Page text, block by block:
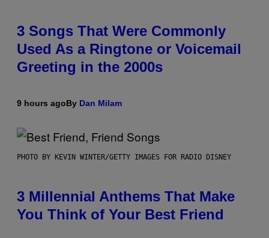
3 Songs That Were Commonly
Used As a Ringtone or Voicemail
Greeting in the 2000s
9 hours agoBy Dan Milam
PHOTO BY KEVIN WINTER/GETTY IMAGES FOR RADIO DISNEY
3 Millennial Anthems That Make
You Think of Your Best Friend